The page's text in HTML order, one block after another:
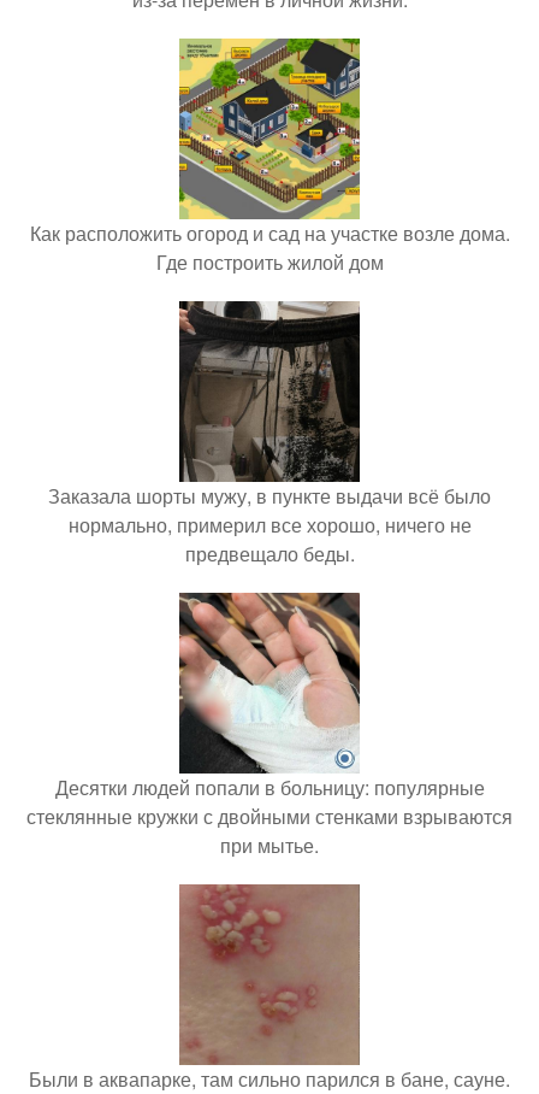
Как расположить огород и сад на участке возле дома.
Где построить жилой дом
Заказала шорты мужу, в пункте выдачи всё было
нормально, примерил все хорошо, ничего не
предвещало беды.
Десятки людей попали в больницу: популярные
стеклянные кружки с двойными стенками взрываются
при мытье.
Были в аквапарке, там сильно парился в бане, сауне.